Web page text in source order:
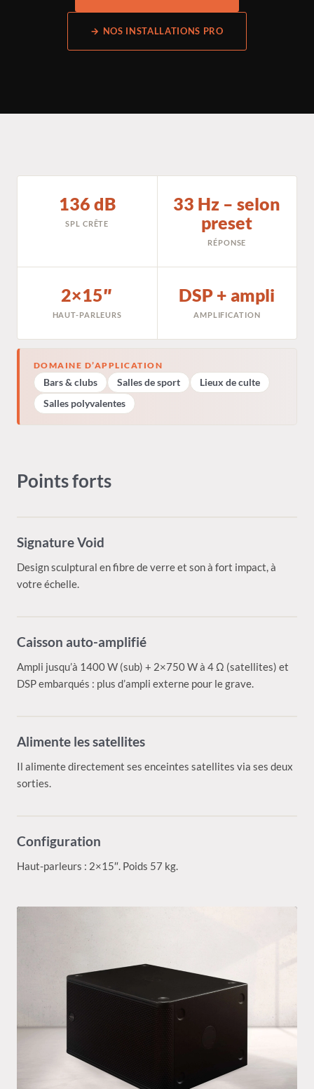
→ NOS INSTALLATIONS PRO
136 dB
SPL CRÊTE
33 Hz – selon
preset
RÉPONSE
2×15″
HAUT-PARLEURS
DSP + ampli
AMPLIFICATION
DOMAINE D’APPLICATION
Bars & clubs Salles de sport
Lieux de culte
Salles polyvalentes
Points forts
Signature Void
Design sculptural en fibre de verre et son à fort impact, à
votre échelle.
Caisson auto-amplifié
Ampli jusqu’à 1400 W (sub) + 2×750 W à 4 Ω (satellites) et
DSP embarqués : plus d’ampli externe pour le grave.
Alimente les satellites
Il alimente directement ses enceintes satellites via ses deux
sorties.
Configuration
Haut-parleurs : 2×15″. Poids 57 kg.